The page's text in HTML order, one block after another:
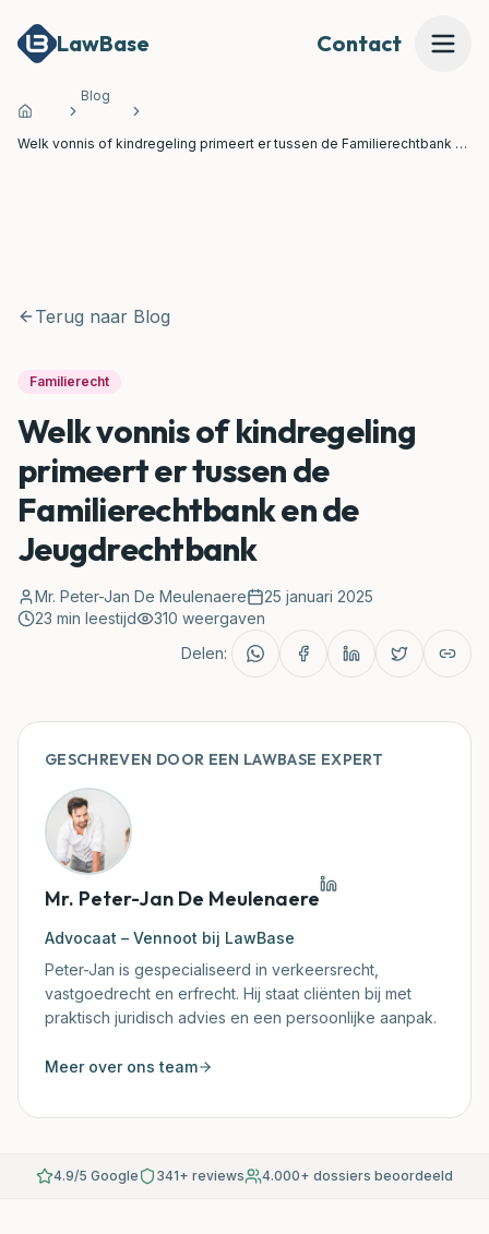
LawBase Contact
Mijn Dossier Beoordelen
MEER
Waarom LawBase?
Prijzen
Over Ons
Rechtbanken
Blog
Mijn Document Nakijken
Home
Blog
Welk vonnis of kindregeling primeert er tussen de Familierechtbank en
Terug naar Blog
Familierecht
Welk vonnis of kindregeling
primeert er tussen de
Familierechtbank en de
Jeugdrechtbank
Mr. Peter-Jan De Meulenaere
25 januari 2025
23 min leestijd 310 weergaven
Delen:
GESCHREVEN DOOR EEN LAWBASE EXPERT
Mr. Peter-Jan De Meulenaere
Advocaat – Vennoot bij LawBase
Peter-Jan is gespecialiseerd in verkeersrecht,
vastgoedrecht en erfrecht. Hij staat cliënten bij met
praktisch juridisch advies en een persoonlijke aanpak.
Meer over ons team
4.9/5 Google 341+ reviews 4.000+ dossiers beoordeeld